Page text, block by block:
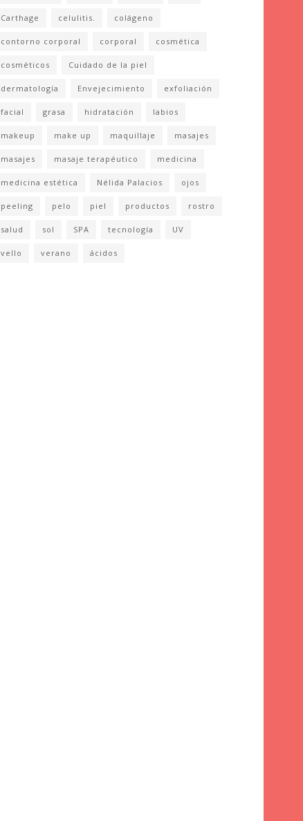
Carthage celulitis. colágeno
contorno corporal corporal cosmética
cosméticos Cuidado de la piel
dermatología Envejecimiento exfoliación
facial grasa hidratación labios
makeup make up maquillaje masajes
masajes masaje terapéutico medicina
medicina estética Nélida Palacios ojos
peeling pelo piel productos rostro
salud sol SPA tecnología UV
vello verano ácidos